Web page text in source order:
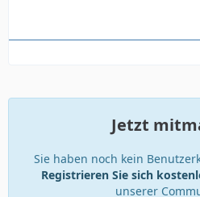
Jetzt
Sie haben noch kein
Registrieren Sie sich
unserer